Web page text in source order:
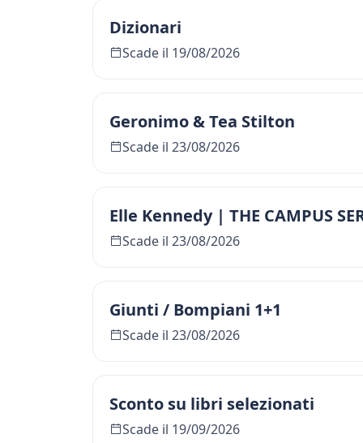
Dizionari
Scade il 19/08/2026
Geronimo & Tea Stilton
Scade il 23/08/2026
Elle Kennedy | THE CAMPUS
Scade il 23/08/2026
Giunti / Bompiani 1+1
Scade il 23/08/2026
Sconto su libri selezionati
Scade il 19/09/2026